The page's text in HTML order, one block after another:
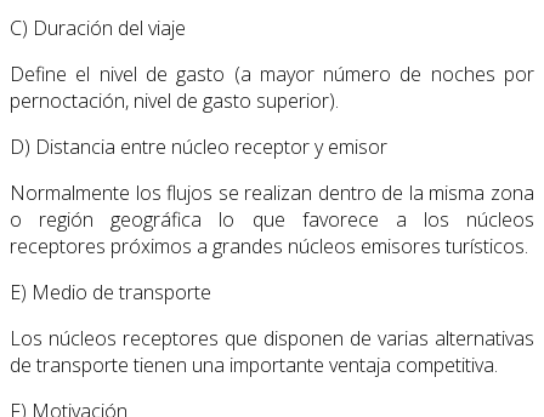
C) Duración del viaje
Define el nivel de gasto (a mayor número de noches por
pernoctación, nivel de gasto superior).
D) Distancia entre núcleo receptor y emisor
Normalmente los flujos se realizan dentro de la misma zona
o región geográfica lo que favorece a los núcleos
receptores próximos a grandes núcleos emisores turísticos.
E) Medio de transporte
Los núcleos receptores que disponen de varias alternativas
de transporte tienen una im­portante ventaja competitiva.
F) Motivación